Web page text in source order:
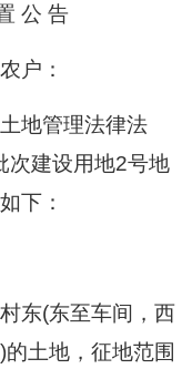
公 告
户：
地管理法律法
次建设用地2号地
下：
东(东至车间，西
的土地，征地范围